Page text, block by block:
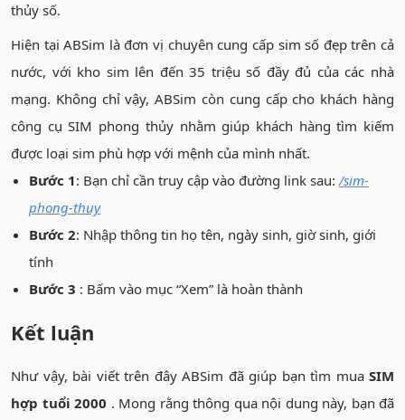
thủy số.
Hiện tại ABSim là đơn vị chuyên cung cấp sim số đẹp trên cả
nước, với kho sim lên đến 35 triệu số đầy đủ của các nhà
mạng. Không chỉ vậy, ABSim còn cung cấp cho khách hàng
công cụ SIM phong thủy nhằm giúp khách hàng tìm kiếm
được loại sim phù hợp với mệnh của mình nhất.
Bước 1: Bạn chỉ cần truy cập vào đường link sau:/sim-
phong-thuy
Bước 2: Nhập thông tin họ tên, ngày sinh, giờ sinh, giới
tính
Bước 3 : Bấm vào mục “Xem” là hoàn thành
Kết luận
Như vậy, bài viết trên đây ABSim đã giúp bạn tìm mua SIM
hợp tuổi 2000 . Mong rằng thông qua nội dung này, bạn đã